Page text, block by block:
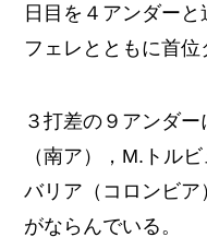
日目を４アンダー
フェレとともに首位
３打差の９アンダ
（南ア），M.トル
バリア（コロンビ
がならんでいる。